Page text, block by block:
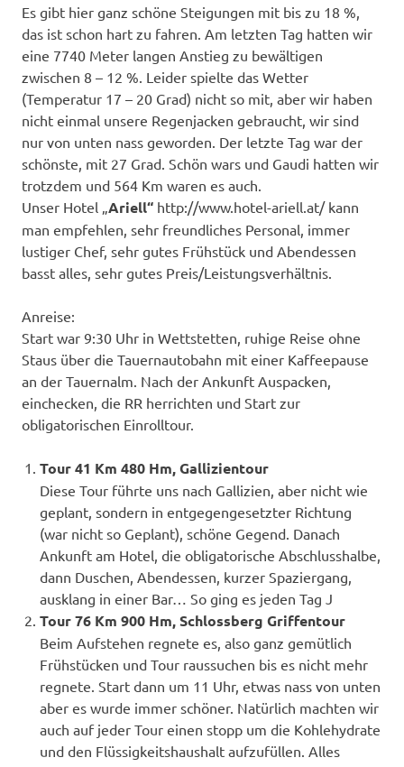
Es gibt hier ganz schöne Steigungen mit bis zu 18 %,
das ist schon hart zu fahren. Am letzten Tag hatten wir
eine 7740 Meter langen Anstieg zu bewältigen
zwischen 8 – 12 %. Leider spielte das Wetter
(Temperatur 17 – 20 Grad) nicht so mit, aber wir haben
nicht einmal unsere Regenjacken gebraucht, wir sind
nur von unten nass geworden. Der letzte Tag war der
schönste, mit 27 Grad. Schön wars und Gaudi hatten wir
trotzdem und 564 Km waren es auch.
Unser Hotel „ Ariell“ http://www.hotel-ariell.at/ kann
man empfehlen, sehr freundliches Personal, immer
lustiger Chef, sehr gutes Frühstück und Abendessen
basst alles, sehr gutes Preis/Leistungsverhältnis.
Anreise:
Start war 9:30 Uhr in Wettstetten, ruhige Reise ohne
Staus über die Tauernautobahn mit einer Kaffeepause
an der Tauernalm. Nach der Ankunft Auspacken,
einchecken, die RR herrichten und Start zur
obligatorischen Einrolltour.
Tour 41 Km 480 Hm, Gallizientour
Diese Tour führte uns nach Gallizien, aber nicht wie
geplant, sondern in entgegengesetzter Richtung
(war nicht so Geplant), schöne Gegend. Danach
Ankunft am Hotel, die obligatorische Abschlusshalbe,
dann Duschen, Abendessen, kurzer Spaziergang,
ausklang in einer Bar… So ging es jeden Tag J
Tour 76 Km 900 Hm, Schlossberg Griffentour
Beim Aufstehen regnete es, also ganz gemütlich
Frühstücken und Tour raussuchen bis es nicht mehr
regnete. Start dann um 11 Uhr, etwas nass von unten
aber es wurde immer schöner. Natürlich machten wir
auch auf jeder Tour einen stopp um die Kohlehydrate
und den Flüssigkeitshaushalt aufzufüllen. Alles